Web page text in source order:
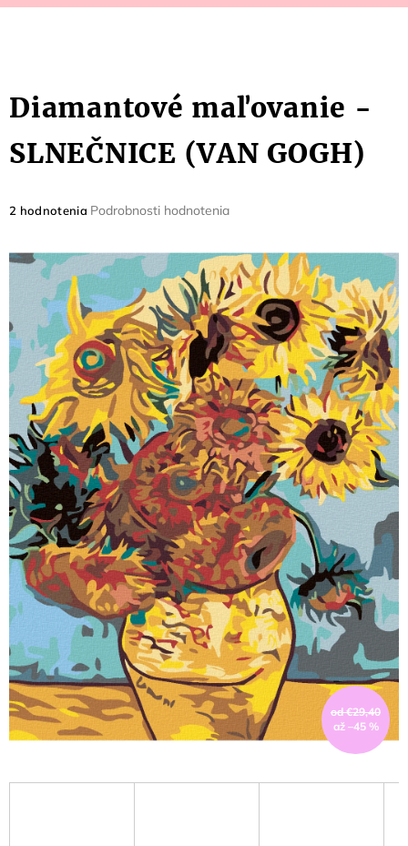
Diamantové maľovanie -
SLNEČNICE (VAN GOGH)
Priemerné
je
hviezdičiek.
2 hodnotenia Podrobnosti hodnotenia
od €29,40
až –45 %